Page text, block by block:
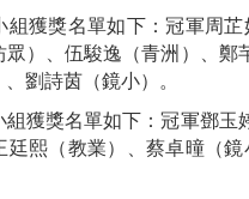
獎名單如下：冠軍周芷
）、伍駿逸（青洲）、
劉詩茵（鏡小）。
獎名單如下：冠軍鄧玉
廷熙（教業）、蔡卓曈（